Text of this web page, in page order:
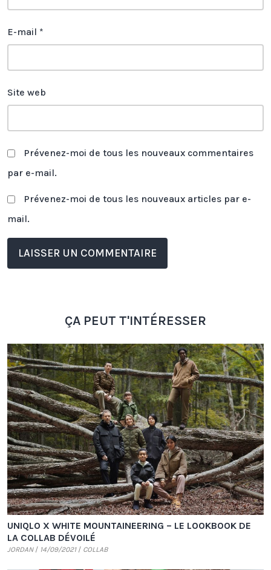
E-mail *
Site web
Prévenez-moi de tous les nouveaux commentaires
par e-mail.
Prévenez-moi de tous les nouveaux articles par e-
mail.
ÇA PEUT T'INTÉRESSER
UNIQLO X WHITE MOUNTAINEERING – LE LOOKBOOK DE
LA COLLAB DÉVOILÉ
JORDAN 14/09/2021 COLLAB